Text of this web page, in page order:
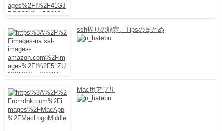
ssh周りの設定、Tipsのまとめ
Mac用アプリ